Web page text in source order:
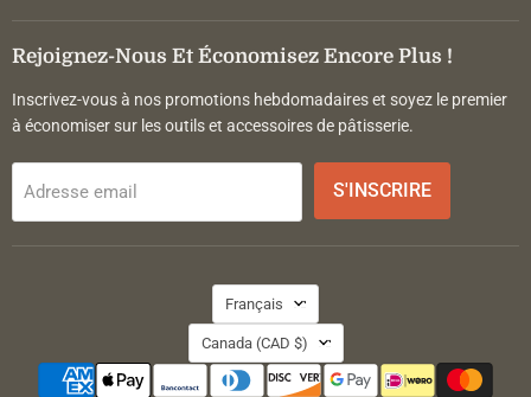
sur
Facebook
sur
Instagram
sur
Pinterest
Rejoignez-Nous Et Économisez Encore Plus !
Inscrivez-vous à nos promotions hebdomadaires et soyez le premier
à économiser sur les outils et accessoires de pâtisserie.
Adresse email S'INSCRIRE
Langue
Français
Pays
Canada (CAD $)